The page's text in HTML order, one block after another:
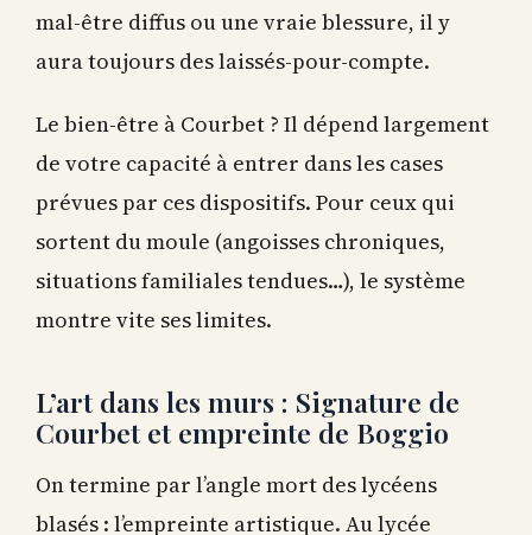
mal-être diffus ou une vraie blessure, il y
aura toujours des laissés-pour-compte.
Le bien-être à Courbet ? Il dépend largement
de votre capacité à entrer dans les cases
prévues par ces dispositifs. Pour ceux qui
sortent du moule (angoisses chroniques,
situations familiales tendues…), le système
montre vite ses limites.
L’art dans les murs : Signature de
Courbet et empreinte de Boggio
On termine par l’angle mort des lycéens
blasés : l’empreinte artistique. Au lycée